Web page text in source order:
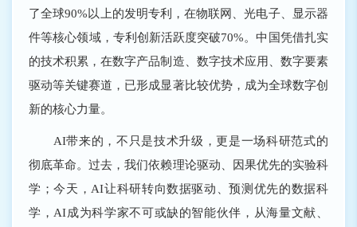
了全球90%以上的发明专利，在物联网、光电子、显示器
件等核心领域，专利创新活跃度突破70%。中国凭借扎实
的技术积累，在数字产品制造、数字技术应用、数字要素
驱动等关键赛道，已形成显著比较优势，成为全球数字创
新的核心力量。
AI带来的，不只是技术升级，更是一场科研范式的
彻底革命。过去，我们依赖理论驱动、因果优先的实验科
学；今天，AI让科研转向数据驱动、预测优先的数据科
学，AI成为科学家不可或缺的智能伙伴，从海量文献、